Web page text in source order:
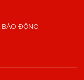
BÁO ĐỘNG